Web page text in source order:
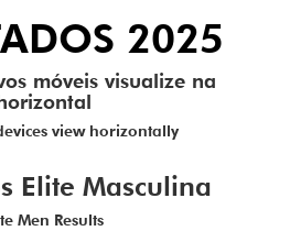
2025
móveis visualize na
view horizontally
Elite Masculina
Men Results